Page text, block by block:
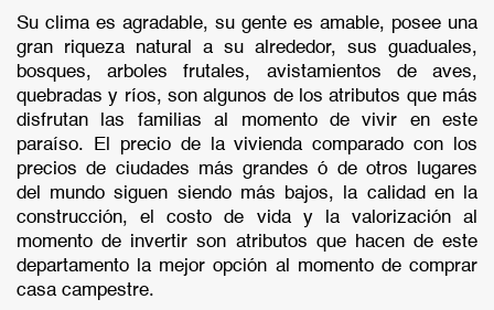
Su clima es agradable, su gente es amable, posee una
gran riqueza natural a su alrededor, sus guaduales,
bosques, arboles frutales, avistamientos de aves,
quebradas y ríos, son algunos de los atributos que más
disfrutan las familias al momento de vivir en este
paraíso. El precio de la vivienda comparado con los
precios de ciudades más grandes ó de otros lugares
del mundo siguen siendo más bajos, la calidad en la
construcción, el costo de vida y la valorización al
momento de invertir son atributos que hacen de este
departamento la mejor opción al momento de comprar
casa campestre.